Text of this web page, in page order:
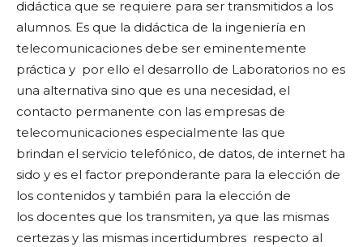
didáctica que se requiere para ser transmitidos a los
alumnos. Es que la didáctica de la ingeniería en
telecomunicaciones debe ser eminentemente
práctica y por ello el desarrollo de Laboratorios no es
una alternativa sino que es una necesidad, el
contacto permanente con las empresas de
telecomunicaciones especialmente las que
brindan el servicio telefónico, de datos, de internet ha
sido y es el factor preponderante para la elección de
los contenidos y también para la elección de
los docentes que los transmiten, ya que las mismas
certezas y las mismas incertidumbres respecto al